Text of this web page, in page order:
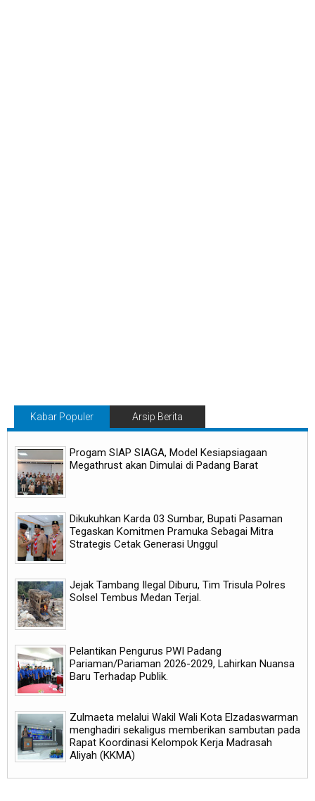
Kabar Populer Arsip Berita
Progam SIAP SIAGA, Model Kesiapsiagaan
Megathrust akan Dimulai di Padang Barat
Dikukuhkan Karda 03 Sumbar, Bupati Pasaman
Tegaskan Komitmen Pramuka Sebagai Mitra
Strategis Cetak Generasi Unggul
Jejak Tambang Ilegal Diburu, Tim Trisula Polres
Solsel Tembus Medan Terjal.
Pelantikan Pengurus PWI Padang
Pariaman/Pariaman 2026-2029, Lahirkan Nuansa
Baru Terhadap Publik.
Zulmaeta melalui Wakil Wali Kota Elzadaswarman
menghadiri sekaligus memberikan sambutan pada
Rapat Koordinasi Kelompok Kerja Madrasah
Aliyah (KKMA)